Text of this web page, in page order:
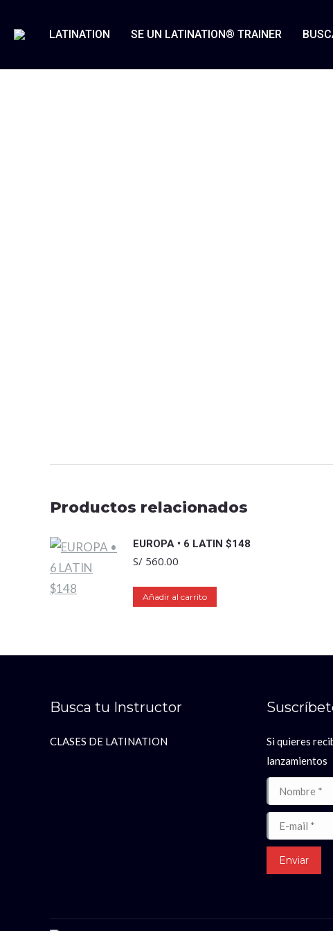
LATINATION SE UN LATINATION® TRAINER
Productos relacionados
EUROPA • 6 LATIN $148
S/ 560.00
Añadir al carrito
Busca tu Instructor
CLASES DE LATINATION
Si quieres
lanzamientos
Nombre *
E-mail *
Enviar